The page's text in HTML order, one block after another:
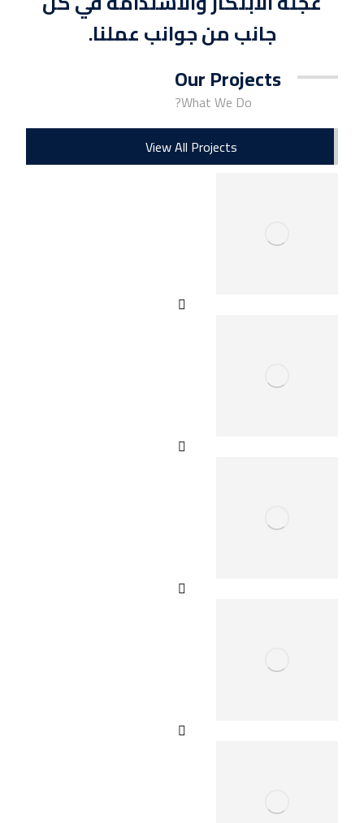
جانب من جوانب عملنا.
Our Projects
What We Do?
View All Projects